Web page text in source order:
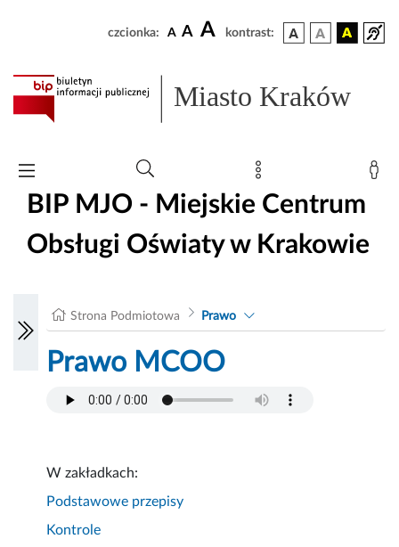
czcionka: A A A kontrast:
Miasto Kraków
BIP MJO - Miejskie Centrum
Obsługi Oświaty w Krakowie
Strona Podmiotowa Prawo
Prawo MCOO
W zakładkach:
Podstawowe przepisy
Kontrole